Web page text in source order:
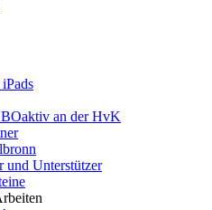
an der HvK
und Unterstützer